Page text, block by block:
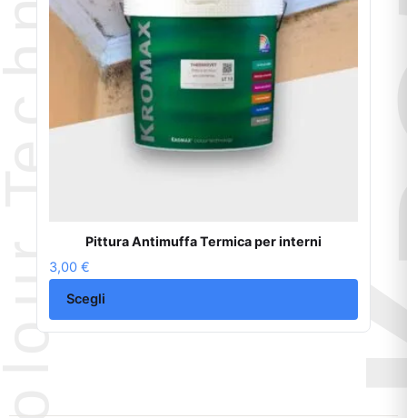
Pittura Antimuffa Termica per interni
3,00 €
Scegli